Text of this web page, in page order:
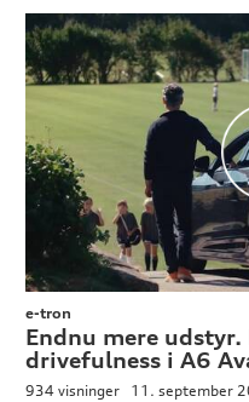
e-tron
Endnu mere udstyr.
drivefulness i A6
934 visninger 11. september